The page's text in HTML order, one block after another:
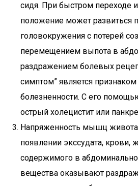
сидя. При быстром переходе
положение может развиться
головокружения с потерей
перемещением выпота в
раздражением болевых
симптом” является
болезненности. С его
острый холецистит или
Напряженность мышц живота
появлении экссудата, крови,
содержимого в
вещества оказывают